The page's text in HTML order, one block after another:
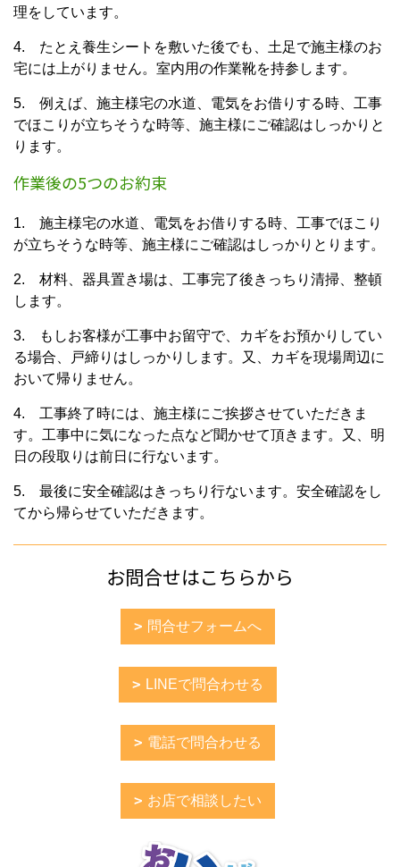
理をしています。
4. たとえ養生シートを敷いた後でも、土足で施主様のお
宅には上がりません。室内用の作業靴を持参します。
5. 例えば、施主様宅の水道、電気をお借りする時、工事
でほこりが立ちそうな時等、施主様にご確認はしっかりと
ります。
作業後の5つのお約束
1. 施主様宅の水道、電気をお借りする時、工事でほこり
が立ちそうな時等、施主様にご確認はしっかりとります。
2. 材料、器具置き場は、工事完了後きっちり清掃、整頓
します。
3. もしお客様が工事中お留守で、カギをお預かりしてい
る場合、戸締りはしっかりします。又、カギを現場周辺に
おいて帰りません。
4. 工事終了時には、施主様にご挨拶させていただきま
す。工事中に気になった点など聞かせて頂きます。又、明
日の段取りは前日に行ないます。
5. 最後に安全確認はきっちり行ないます。安全確認をし
てから帰らせていただきます。
お問合せはこちらから
問合せフォームへ
LINEで問合わせる
電話で問合わせる
お店で相談したい